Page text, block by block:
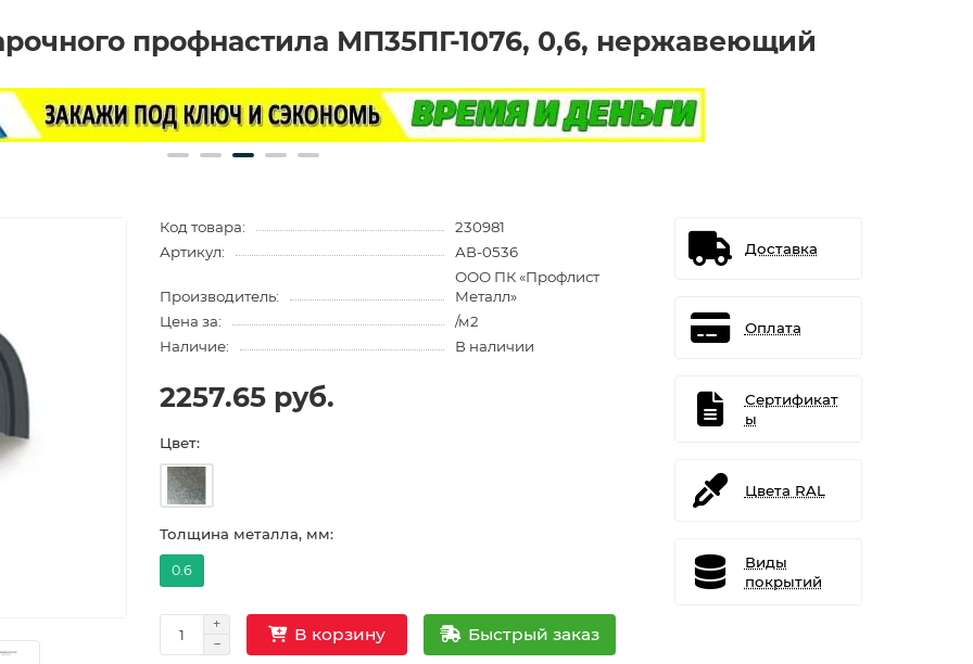
профнастила МП35ПГ-1076, 0,6, нержавеющий
Код товара:
230981
Артикул:
АВ-0536
Производитель:
ООО ПК «Профлист
Металл»
Цена за:
/м2
Наличие:
В наличии
2257.65 руб.
Цвет:
Толщина металла, мм:
0.6
В корзину Быстрый заказ
Доставка
Оплата
Сертификат
ы
Цвета RAL
Виды
покрытий